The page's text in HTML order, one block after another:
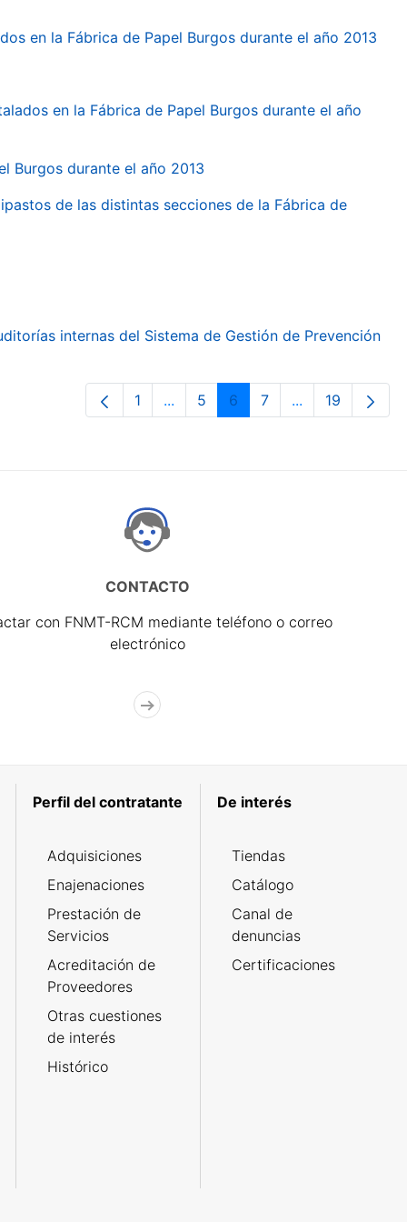
en la Fábrica de Papel Burgos durante el año 2013
en la Fábrica de Papel Burgos durante el año
Burgos durante el año 2013
de las distintas secciones de la Fábrica de
internas del Sistema de Gestión de Prevención
Página
1 ...Páginas intermedias Use TAB
Página
5 Página
6 Página
7 ...PáginasPágina
19
CONTACTO
con FNMT-RCM mediante teléfono o correo
electrónico
Perfil del contratante
Adquisiciones
Enajenaciones
Prestación de
Servicios
Acreditación de
Proveedores
Otras cuestiones
de interés
Histórico
De interés
Tiendas
Catálogo
Canal de
denuncias
Certificaciones